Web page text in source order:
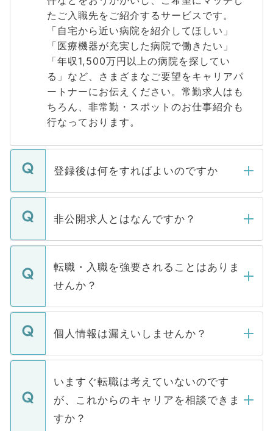
たご入職先をご紹介するサービスです。
「自宅から近い病院を紹介してほしい」
「医療機器が充実した病院で働きたい」
「年収1,500万円以上の病院を探してい
る」など、さまざまなご要望をキャリアパ
ートナーにお伝えください。常勤求人はも
ちろん、非常勤・スポットのお仕事紹介も
行なっております。
登録後は何をすればよいのですか
ご登録いただきましたら、弊社担当者がご
登録内容を確認し、その後メールもしくは
ます。通常、5営業日以内にはご連絡をせて
いただきますので、しばらくお待ちくださ
い。
非公開求人とはなんですか？
マイナビDOCTORで取り扱っている求人の
うち約3割は、Webサイトからご覧いただ
けない「非公開求人」です。非公開求人は
下記の理由によって、一般には公開してい
ません。
■応募殺到を避けるため 人気のある医療機
関を公にしてしまうと、応募が殺到する場
に、医療機関が求める条件に合った人材の
みを人材紹介会社に依頼するケースが増え
ています。
転職・入職を強要されることはありま
せんか？
転職・入職を強要することは一切ありませ
ん。また、仮に応募先から内定をいただい
定を承諾する必要はありません。内定先へ
の辞退の連絡はキャリアパートナーが行い
ますので、ご安心ください。
個人情報は漏えいしませんか？
個人情報が漏えいすることはありませんの
で、ご安心ください。当サイトからの登録
などで収集したご登録者様の個人情報は、
ご本人のキャリアアップおよび転職活動の
支援を目的に使用いたします。お預かりし
いますぐ転職は考えていないのです
が、これからのキャリアを相談できま
すか？